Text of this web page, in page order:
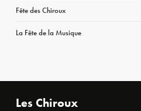
Fête des Chiroux
La Fête de la Musique
Les Chiroux